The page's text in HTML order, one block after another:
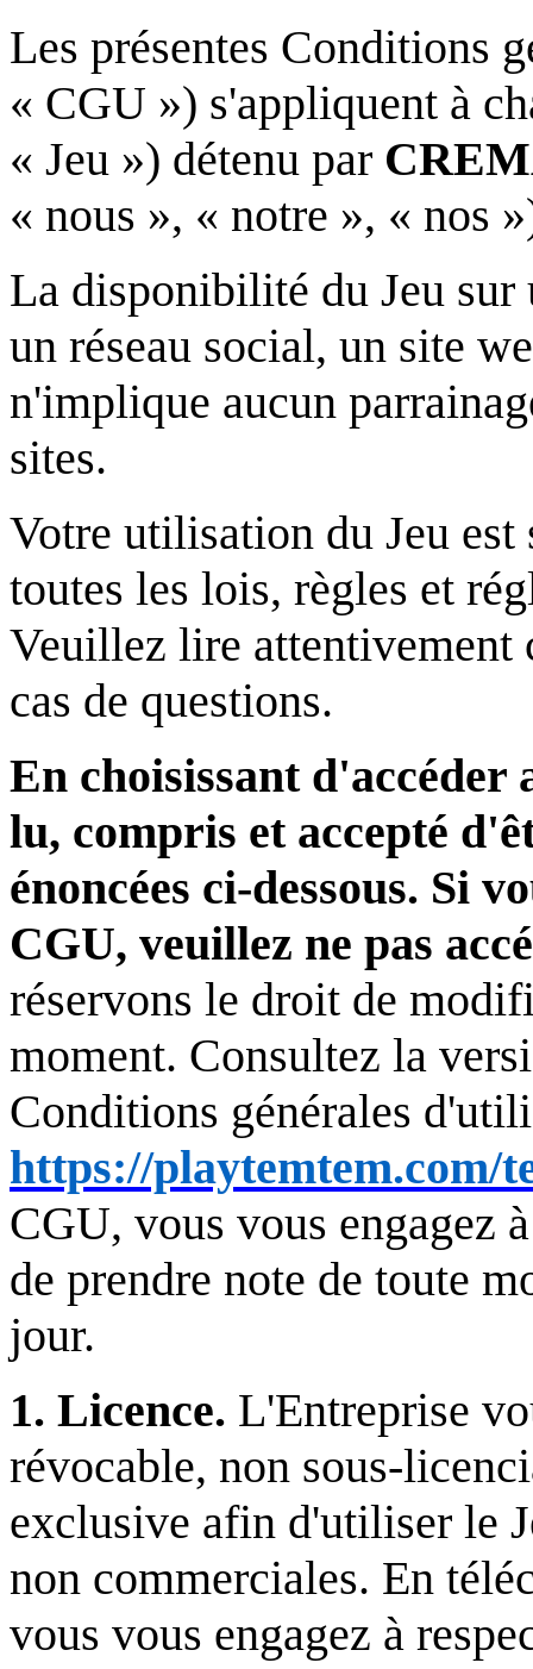
Les présentes Conditions
« CGU ») s'appliquent à
« Jeu ») détenu par
« nous », « notre », « nos
La disponibilité du Jeu
un réseau social, un site
n'implique aucun
sites.
Votre utilisation du Jeu est
toutes les lois, règles et
Veuillez lire attentivement
cas de questions.
En choisissant d'accéder
lu, compris et accepté
énoncées ci-dessous. Si
CGU, veuillez ne pas
réservons le droit de
moment. Consultez la
Conditions générales
https://playtemtem.com/
CGU, vous vous engagez
de prendre note de toute
jour.
1. Licence. L'Entreprise
révocable, non sous-
exclusive afin d'utiliser le
non commerciales. En
vous vous engagez à